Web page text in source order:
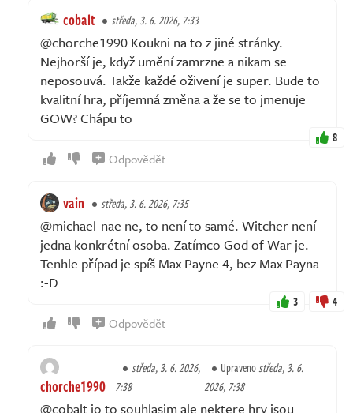
cobalt středa, 3. 6. 2026, 7:33
@chorche1990 Koukni na to z jiné stránky.
Nejhorší je, když umění zamrzne a nikam se
neposouvá. Takže každé oživení je super. Bude to
kvalitní hra, příjemná změna a že se to jmenuje
GOW? Chápu to
8
Odpovědět
vain středa, 3. 6. 2026, 7:35
@michael-nae ne, to není to samé. Witcher není
jedna konkrétní osoba. Zatímco God of War je.
Tenhle případ je spíš Max Payne 4, bez Max Payna
:-D
3 4
Odpovědět
chorche1990
středa, 3. 6. 2026,
7:38
Upravenostředa, 3. 6.
2026, 7:38
@cobalt jo to souhlasim ale nektere hry jsou